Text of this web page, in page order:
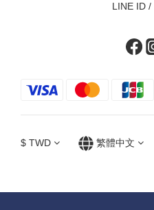
LINE ID /
$ TWD 繁體中文